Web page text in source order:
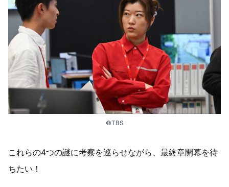
©TBS
これらの4つの謎に考察を巡らせながら、最終章開幕を待
ちたい！